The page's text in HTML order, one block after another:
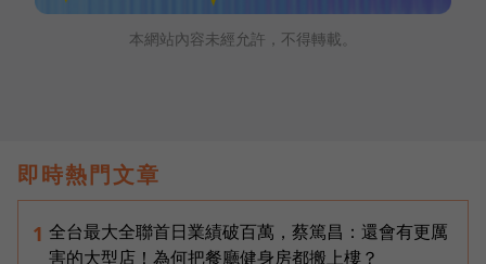
本網站內容未經允許，不得轉載。
即時熱門文章
1 全台最大全聯首日業績破百萬，蔡篤昌：還會有更厲
害的大型店！為何把餐廳健身房都搬上樓？